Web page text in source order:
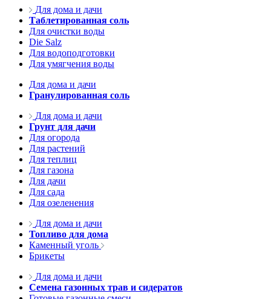
Для дома и дачи
Таблетированная соль
Для очистки воды
Die Salz
Для водоподготовки
Для умягчения воды
Для дома и дачи
Гранулированная соль
Для дома и дачи
Грунт для дачи
Для огорода
Для растений
Для теплиц
Для газона
Для дачи
Для сада
Для озеленения
Для дома и дачи
Топливо для дома
Каменный уголь
Брикеты
Для дома и дачи
Семена газонных трав и сидератов